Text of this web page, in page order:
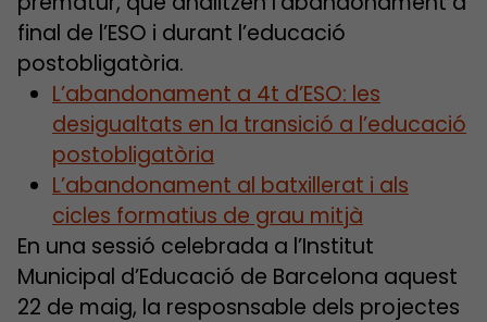
final de l’ESO i durant l’educació
postobligatòria.
L’abandonament a 4t d’ESO: les
desigualtats en la transició a l’educació
postobligatòria
L’abandonament al batxillerat i als
cicles formatius de grau mitjà
En una sessió celebrada a l’Institut
Municipal d’Educació de Barcelona aquest
22 de maig, la resposnsable dels projectes